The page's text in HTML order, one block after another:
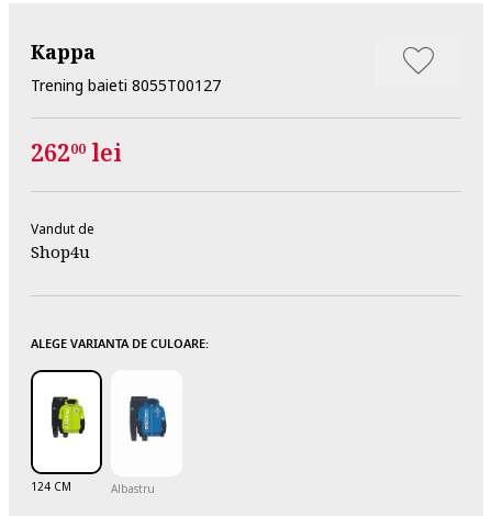
Kappa
Trening baieti 8055T00127
26200 lei
Vandut de
Shop4u
ALEGE VARIANTA DE CULOARE:
124 CM Albastru